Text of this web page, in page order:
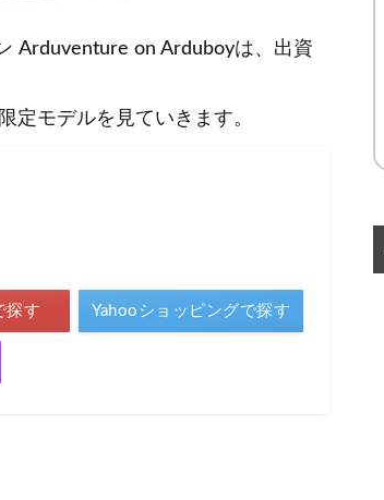
Arduventure on Arduboyは、出資
定モデルを見ていきます。
探す Yahooショッピングで探す